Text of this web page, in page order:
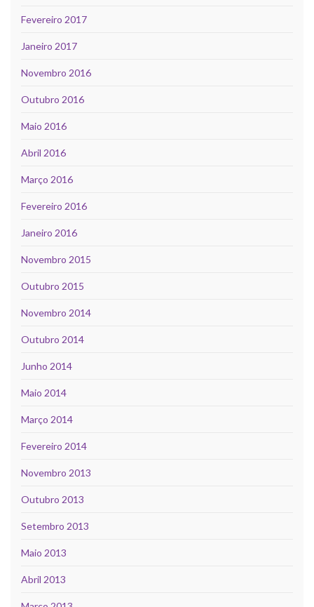
Fevereiro 2017
Janeiro 2017
Novembro 2016
Outubro 2016
Maio 2016
Abril 2016
Março 2016
Fevereiro 2016
Janeiro 2016
Novembro 2015
Outubro 2015
Novembro 2014
Outubro 2014
Junho 2014
Maio 2014
Março 2014
Fevereiro 2014
Novembro 2013
Outubro 2013
Setembro 2013
Maio 2013
Abril 2013